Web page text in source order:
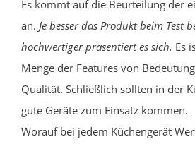
Es kommt auf die Beurteilung der
an. Je besser das Produkt beim Test
hochwertiger präsentiert es sich. Es
Menge der Features von
Qualität. Schließlich sollten in der
gute Geräte zum Einsatz kommen.
Worauf bei jedem Küchengerät